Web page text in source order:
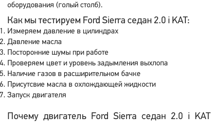
оборудования (голый столб).
Как мы тестируем Ford Sierra седан 2.0 i KAT:
Измеряем давление в цилиндрах
Давление масла
Посторонние шумы при работе
Проверяем цвет и уровень задымления выхлопа
Наличие газов в расширительном бачке
Присутсвие масла в охлождающей жидкости
Запуск двигателя
Почему двигатель Ford Sierra седан 2.0 i KAT